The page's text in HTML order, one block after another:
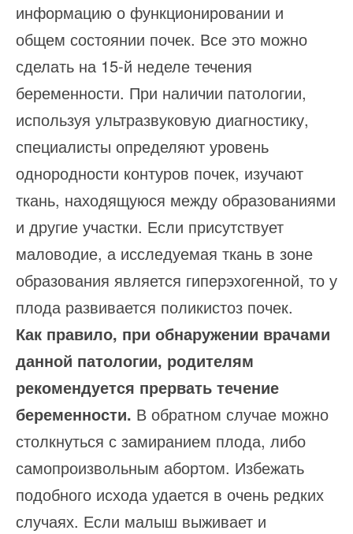
информацию о функционировании и
общем состоянии почек. Все это можно
сделать на 15-й неделе течения
беременности. При наличии патологии,
используя ультразвуковую диагностику,
специалисты определяют уровень
однородности контуров почек, изучают
ткань, находящуюся между образованиями
и другие участки. Если присутствует
маловодие, а исследуемая ткань в зоне
образования является гиперэхогенной, то у
плода развивается поликистоз почек.
Как правило, при обнаружении врачами
данной патологии, родителям
рекомендуется прервать течение
беременности. В обратном случае можно
столкнуться с замиранием плода, либо
самопроизвольным абортом. Избежать
подобного исхода удается в очень редких
случаях. Если малыш выживает и